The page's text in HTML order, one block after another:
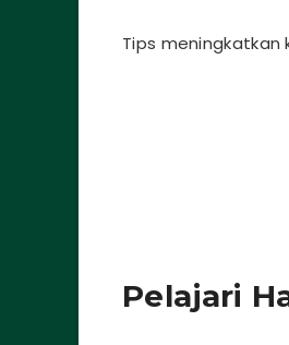
Tips
Pelajari